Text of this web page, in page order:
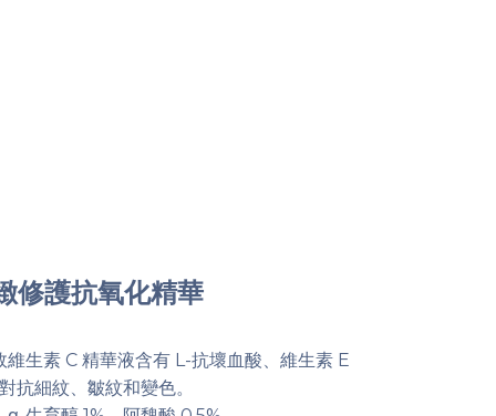
修護抗氧化精華
維生素 C 精華液含有 L-抗壞血酸、維生素 E
抗細紋、皺紋和變色。